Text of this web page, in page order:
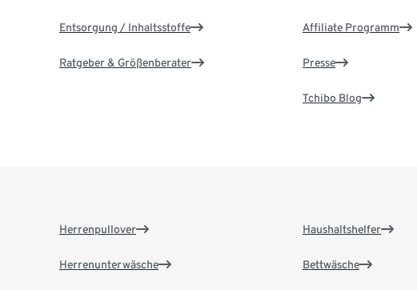
Entsorgung / Inhaltsstoffe
Ratgeber & Größenberater
Affiliate Programm
Presse
Tchibo Blog
Herrenpullover
Herrenunterwäsche
Haushaltshelfer
Bettwäsche